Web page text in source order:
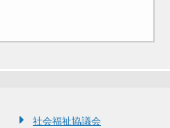
社会福祉協議会